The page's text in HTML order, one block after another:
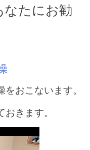
なたにお勧
おこないます。
きます。